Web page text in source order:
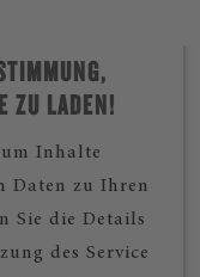
ZU LADEN!
Inhalte
Daten zu Ihren
Sie die Details
des Service